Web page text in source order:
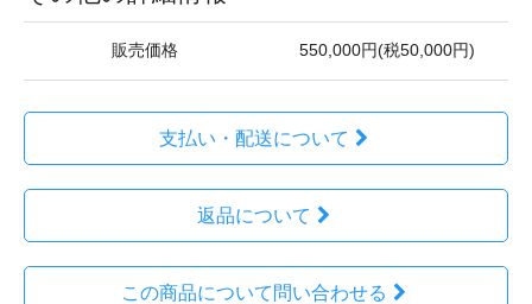
販売価格 550,000円(税50,000円)
支払い・配送について
返品について
この商品について問い合わせる